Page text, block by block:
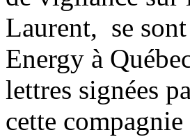
Laurent, se
Energy à
lettres signées
cette